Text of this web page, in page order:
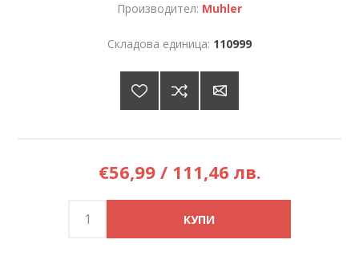
Производител: Muhler
Складова единица: 110999
€56,99 / 111,46 лв.